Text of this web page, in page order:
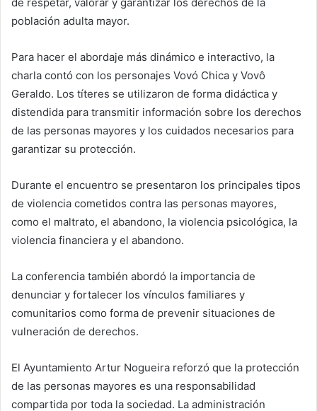
de respetar, valorar y garantizar los derechos de la
población adulta mayor.
Para hacer el abordaje más dinámico e interactivo, la
charla contó con los personajes Vovó Chica y Vovô
Geraldo. Los títeres se utilizaron de forma didáctica y
distendida para transmitir información sobre los derechos
de las personas mayores y los cuidados necesarios para
garantizar su protección.
Durante el encuentro se presentaron los principales tipos
de violencia cometidos contra las personas mayores,
como el maltrato, el abandono, la violencia psicológica, la
violencia financiera y el abandono.
La conferencia también abordó la importancia de
denunciar y fortalecer los vínculos familiares y
comunitarios como forma de prevenir situaciones de
vulneración de derechos.
El Ayuntamiento Artur Nogueira reforzó que la protección
de las personas mayores es una responsabilidad
compartida por toda la sociedad. La administración